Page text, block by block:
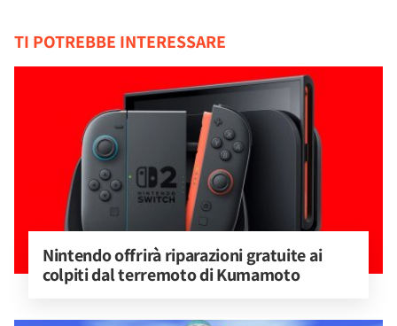
TI POTREBBE INTERESSARE
Nintendo offrirà riparazioni gratuite ai
colpiti dal terremoto di Kumamoto